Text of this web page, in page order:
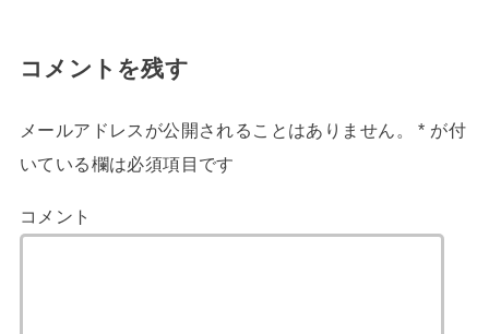
コメントを残す
メールアドレスが公開されることはありません。 * が付
いている欄は必須項目です
コメント